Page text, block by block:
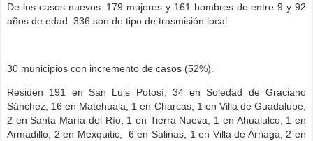
De los casos nuevos: 179 mujeres y 161 hombres de entre 9 y 92
años de edad. 336 son de tipo de trasmisión local.
30 municipios con incremento de casos (52%).
Residen 191 en San Luis Potosí, 34 en Soledad de Graciano
Sánchez, 16 en Matehuala, 1 en Charcas, 1 en Villa de Guadalupe,
2 en Santa María del Río, 1 en Tierra Nueva, 1 en Ahualulco, 1 en
Armadillo, 2 en Mexquitic, 6 en Salinas, 1 en Villa de Arriaga, 2 en